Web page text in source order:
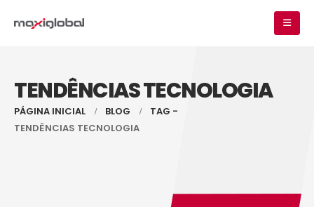
TENDÊNCIAS TECNOLOGIA
PÁGINA INICIAL BLOG
TAG -
TENDÊNCIAS TECNOLOGIA